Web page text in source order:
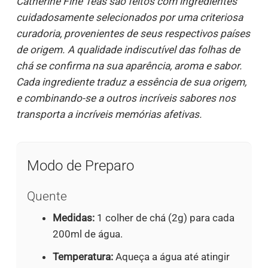
cuidadosamente selecionados por uma criteriosa
curadoria, provenientes de seus respectivos países
de origem. A qualidade indiscutível das folhas de
chá se confirma na sua aparência, aroma e sabor.
Cada ingrediente traduz a essência de sua origem,
e combinando-se a outros incríveis sabores nos
transporta a incríveis memórias afetivas.
Modo de Preparo
Quente
Medidas:1 colher de chá (2g) para cada
200ml de água.
Temperatura:Aqueça a água até atingir